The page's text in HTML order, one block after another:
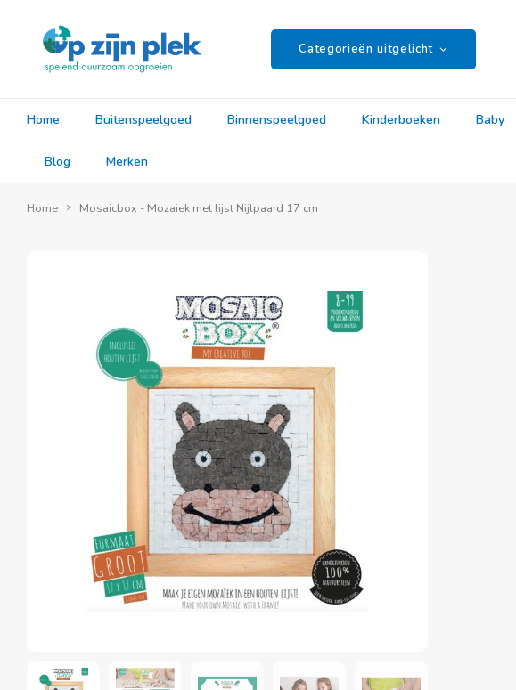
Categorieën uitgelicht
Home Buitenspeelgoed Binnenspeelgoed Kinderboeken Baby
Blog Merken
Home Mosaicbox - Mozaiek met lijst Nijlpaard 17 cm